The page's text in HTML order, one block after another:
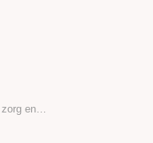
zorg en…